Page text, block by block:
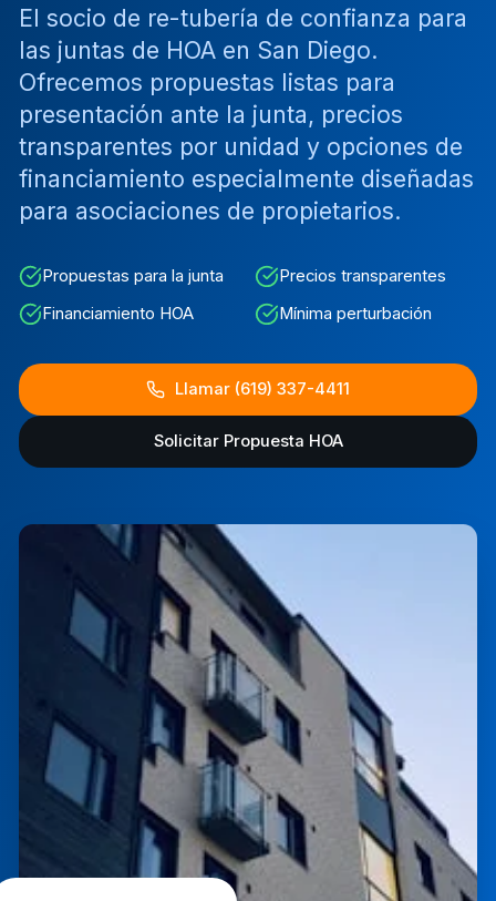
El socio de re-tubería de confianza para
las juntas de HOA en San Diego.
Ofrecemos propuestas listas para
presentación ante la junta, precios
transparentes por unidad y opciones de
financiamiento especialmente diseñadas
para asociaciones de propietarios.
Propuestas para la junta
Precios transparentes
Financiamiento HOA
Mínima perturbación
Llamar (619) 337-4411
Solicitar Propuesta HOA